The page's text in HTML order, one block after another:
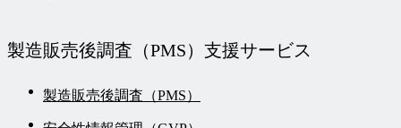
製造販売後調査 （PMS）支援サービス
製造販売後調査（PMS）